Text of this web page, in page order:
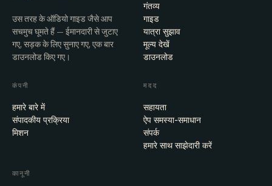
उस तरह के ऑडियो गाइड जैसे आप
सचमुच घूमते हैं — ईमानदारी से जुटाए
गए, सड़क के लिए सुनाए गए, एक बार
डाउनलोड किए गए।
गंतव्य
गाइड
यात्रा सुझाव
मूल्य देखें
डाउनलोड
कंपनी
हमारे बारे में
संपादकीय प्रक्रिया
मिशन
मदद
सहायता
ऐप समस्या-समाधान
संपर्क
हमारे साथ साझेदारी करें
कानूनी